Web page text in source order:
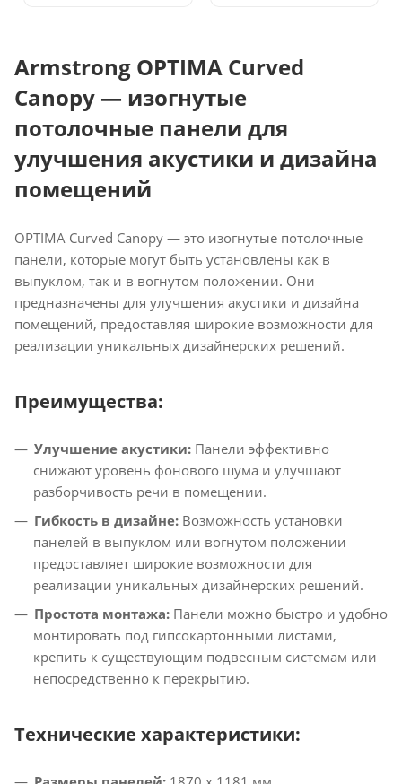
Armstrong OPTIMA Curved
Canopy — изогнутые
потолочные панели для
улучшения акустики и дизайна
помещений
OPTIMA Curved Canopy — это изогнутые потолочные
панели, которые могут быть установлены как в
выпуклом, так и в вогнутом положении. Они
предназначены для улучшения акустики и дизайна
помещений, предоставляя широкие возможности для
реализации уникальных дизайнерских решений.
Преимущества:
Улучшение акустики: Панели эффективно
снижают уровень фонового шума и улучшают
разборчивость речи в помещении.​
Гибкость в дизайне: Возможность установки
панелей в выпуклом или вогнутом положении
предоставляет широкие возможности для
реализации уникальных дизайнерских решений.​
Простота монтажа: Панели можно быстро и удобно
монтировать под гипсокартонными листами,
крепить к существующим подвесным системам или
непосредственно к перекрытию.​
Технические характеристики: